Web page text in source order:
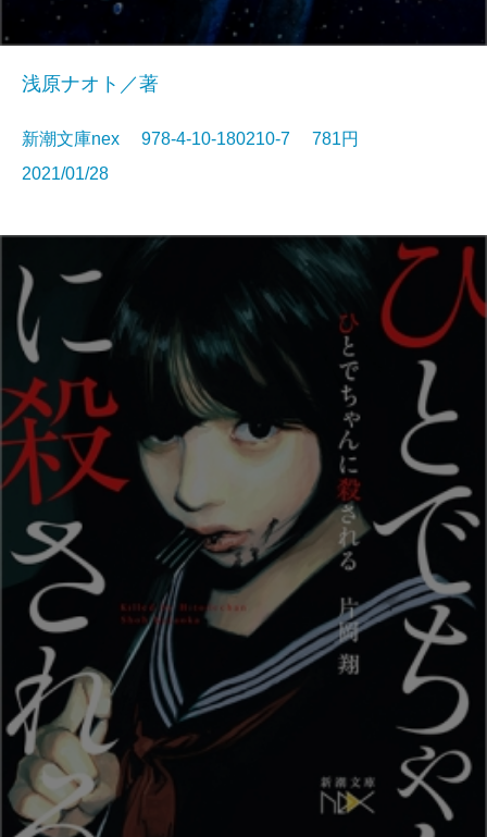
浅原ナオト／著
新潮文庫nex 978-4-10-180210-7 781円
2021/01/28